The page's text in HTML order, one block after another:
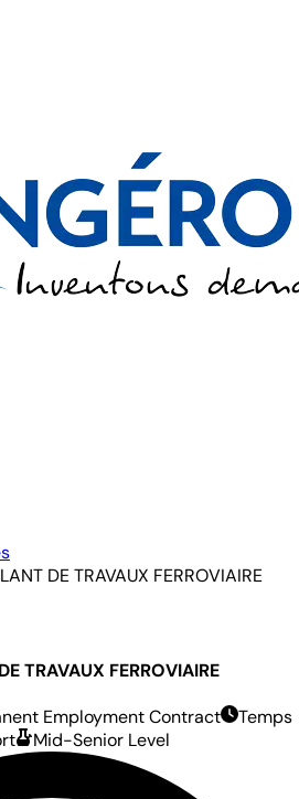
DE TRAVAUX FERROVIAIRE
TRAVAUX FERROVIAIRE
Employment Contract
Temps
Mid-Senior Level